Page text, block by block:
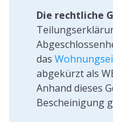
Die rechtliche
das
abgekürzt als
Anhand dieses
Bescheinigung